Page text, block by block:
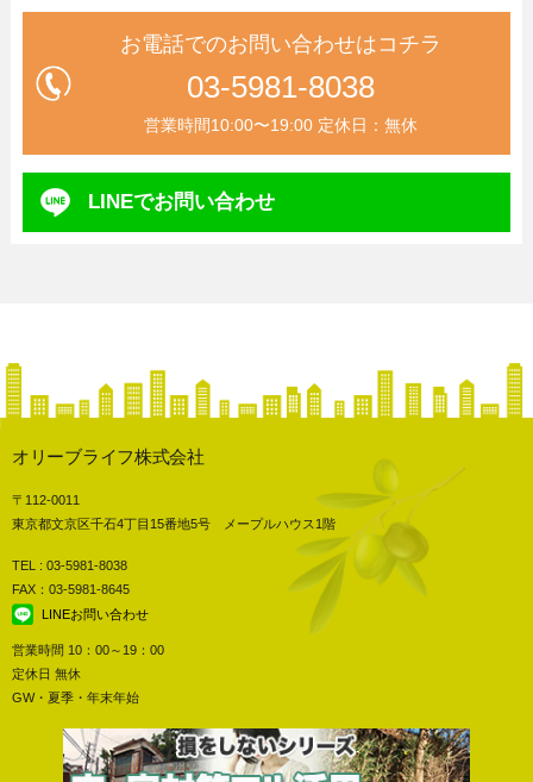
お電話でのお問い合わせはコチラ
03-5981-8038
営業時間10:00〜19:00 定休日：無休
LINEでお問い合わせ
オリーブライフ株式会社
〒112-0011
東京都文京区千石4丁目15番地5号 メープルハウス1階
TEL : 03-5981-8038
FAX：03-5981-8645
LINEお問い合わせ
営業時間 10：00～19：00
定休日 無休
GW・夏季・年末年始